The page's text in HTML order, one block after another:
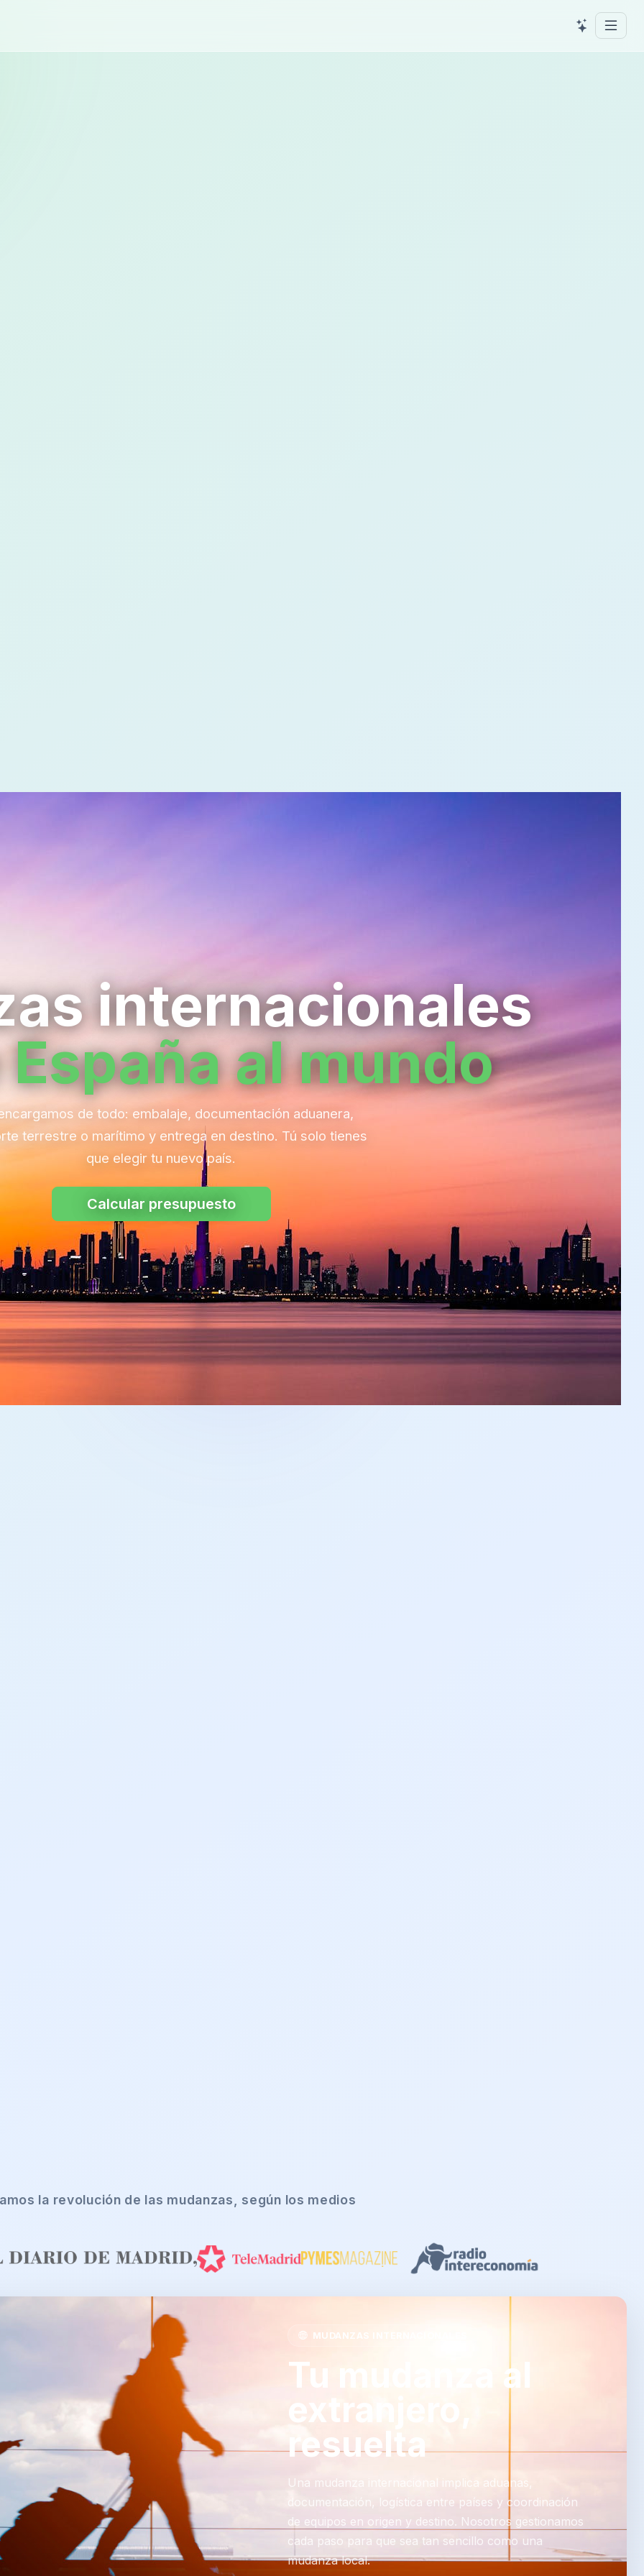
internacionales
al mundo
de todo: embalaje, documentación aduanera,
terrestre o marítimo y entrega en destino. Tú solo tienes
que elegir tu nuevo país.
Calcular presupuesto
la revolución de las mudanzas, según los medios
MUDANZAS INTERNACIONALES
Tu mudanza al
extranjero,
resuelta
Una mudanza internacional implica aduanas,
documentación, logística entre países y coordinación
de equipos en origen y destino. Nosotros gestionamos
cada paso para que sea tan sencillo como una
mudanza local.